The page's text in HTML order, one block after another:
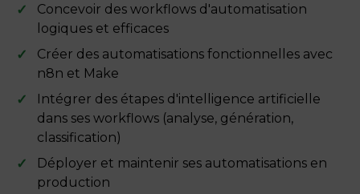
Concevoir des workflows d'automatisation
logiques et efficaces
Créer des automatisations fonctionnelles avec
n8n et Make
Intégrer des étapes d'intelligence artificielle
dans ses workflows (analyse, génération,
classification)
Déployer et maintenir ses automatisations en
production